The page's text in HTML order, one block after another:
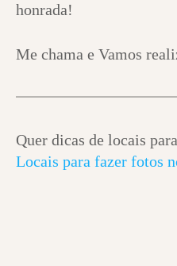
honrada!
Me chama e Vamos
Quer dicas de locais
Locais para fazer fotos